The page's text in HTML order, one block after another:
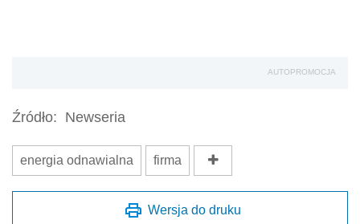
AUTOPROMOCJA
Źródło: Newseria
energia odnawialna firma
Wersja do druku